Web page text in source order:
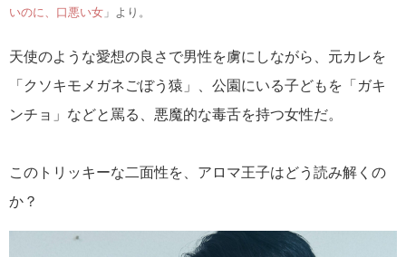
いのに、口悪い女 」より。
天使のような愛想の良さで男性を虜にしながら、元カレを
「クソキモメガネごぼう猿」、公園にいる子どもを「ガキ
ンチョ」などと罵る、悪魔的な毒舌を持つ女性だ。
このトリッキーな二面性を、アロマ王子はどう読み解くの
か？